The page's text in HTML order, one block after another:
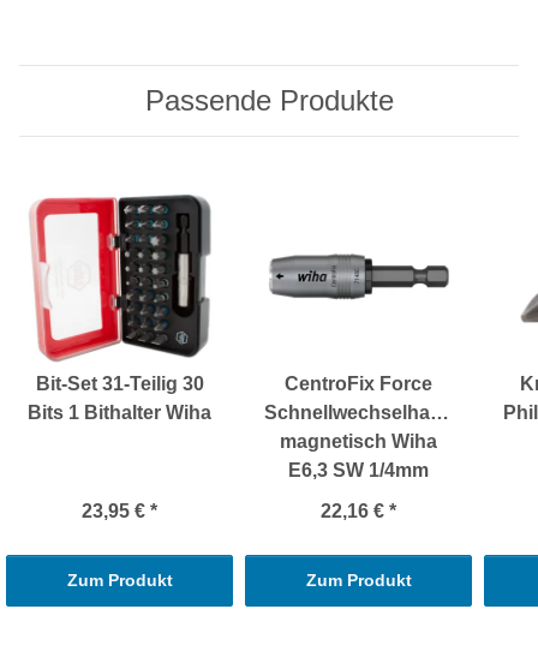
Passende Produkte
Bit-Set 31-Teilig 30
Bits 1 Bithalter Wiha
23,95 € *
Zum Produkt
CentroFix Force
Schnellwechselhalter
magnetisch Wiha
E6,3 SW 1/4mm
22,16 € *
Zum Produkt